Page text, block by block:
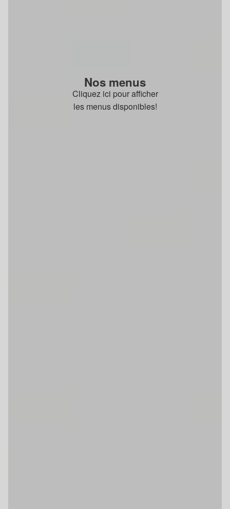
Nos menus
Cliquez ici pour afficher
les menus disponibles!